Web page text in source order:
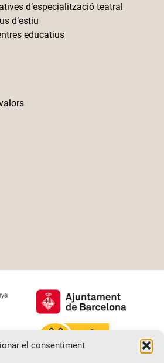
el consentiment
d’especialització teatral
d’estiu
educatius